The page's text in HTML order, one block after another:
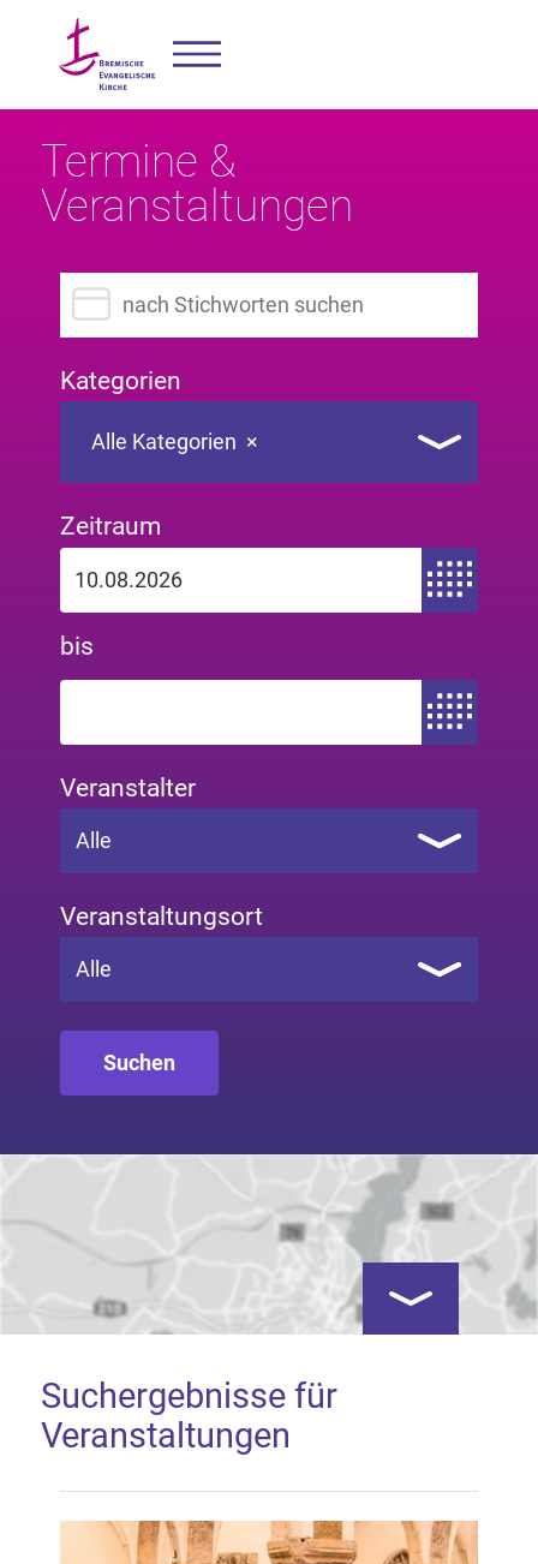
Termine &
Veranstaltungen
Suchbegriff eingeben
Kategorien
×
Alle Kategorien
Zeitraum
Zeitraum von
bis
Zeitraum bis
Veranstalter
Alle
Veranstaltungsort
Alle
Google Map laden
Kartenansicht
Suchergebnisse für
Veranstaltungen